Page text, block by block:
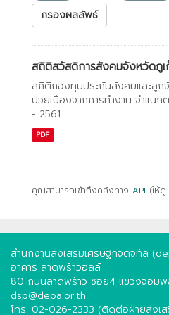
กรองผลลัพธ์
สถิติสวัสดิการสังคมจังหวัดภู
สถิติกองทุนประกันสังคมและลูก
ป่วยเนื่องจากการทํางาน จําแน
- 2561
PDF
คุณสามารถเข้าถึงคลังทาง API (ให้ดู
สำนักงานส่งเสริมเศรษฐกิจดิจิทัล
อาคาร ลาดพร้าวฮิลล์
80 ถนนลาดพร้าว ซอย4 แขวงจอม
dsp@depa.or.th
โทร. 02-026-2333 (ติดต่อฝ่ายส่งเ